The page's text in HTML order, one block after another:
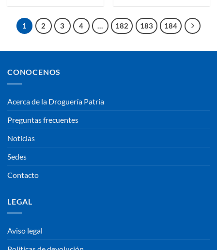
1 2 3 4 … 182 183 184
CONOCENOS
Acerca de la Droguería Patria
Preguntas frecuentes
Noticias
Sedes
Contacto
LEGAL
Aviso legal